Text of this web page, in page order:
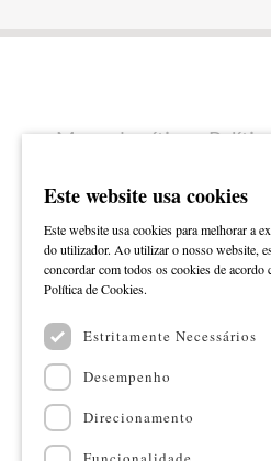
Mapa do sítio
Ficha
Subscreva a
Este website usa cookies
Este website usa cookies para melhorar a
do utilizador. Ao utilizar o nosso website,
concordar com todos os cookies de acordo
Política de Cookies.
Estritamente Necessários
Desempenho
Direcionamento